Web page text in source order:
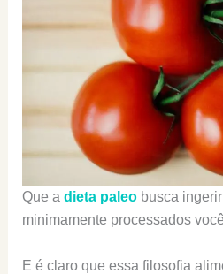
Que a dieta paleo busca
minimamente processados
E é claro que essa filosofia